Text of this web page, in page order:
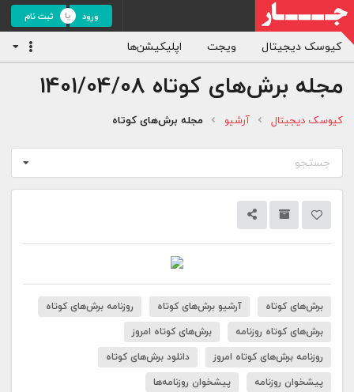
ورود ثبت نام
کیوسک دیجیتال ویجت اپلیکیشن‌ها
مجله برش‌های کوتاه 1401/04/08
کیوسک دیجیتال آرشیو مجله برش‌های کوتاه
جستجو
برش‌های کوتاه آرشیو برش‌های کوتاه
روزنامه برش‌های کوتاه
برش‌های کوتاه روزنامه
برش‌های کوتاه امروز
روزنامه برش‌های کوتاه امروز
دانلود برش‌های کوتاه
پیشخوان روزنامه
پیشخوان روزنامه‌ها